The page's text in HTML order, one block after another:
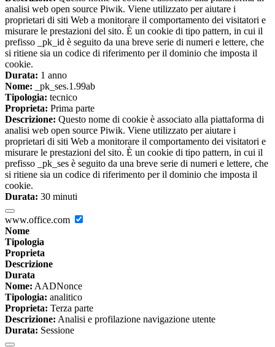
analisi web open source Piwik. Viene utilizzato per aiutare i
proprietari di siti Web a monitorare il comportamento dei visitatori e
misurare le prestazioni del sito. È un cookie di tipo pattern, in cui il
prefisso _pk_id è seguito da una breve serie di numeri e lettere, che
si ritiene sia un codice di riferimento per il dominio che imposta il
cookie.
Durata: 1 anno
Nome: _pk_ses.1.99ab
Tipologia: tecnico
Proprieta: Prima parte
Descrizione: Questo nome di cookie è associato alla piattaforma di
analisi web open source Piwik. Viene utilizzato per aiutare i
proprietari di siti Web a monitorare il comportamento dei visitatori e
misurare le prestazioni del sito. È un cookie di tipo pattern, in cui il
prefisso _pk_ses è seguito da una breve serie di numeri e lettere, che
si ritiene sia un codice di riferimento per il dominio che imposta il
cookie.
Durata: 30 minuti
www.office.com
Nome
Tipologia
Proprieta
Descrizione
Durata
Nome: AADNonce
Tipologia: analitico
Proprieta: Terza parte
Descrizione: Analisi e profilazione navigazione utente
Durata: Sessione